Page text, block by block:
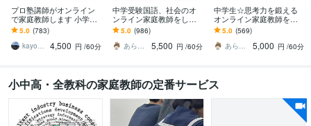
プロ塾講師がオンライン
で家庭教師します 小学生
／中学生／高校生対象の
授業をします
5.0 (783)
kayo_chan
4,500 円 /60分
中学受験国語、社会のオ
ンライン家庭教師をしま
す 歴19年のプロ講師で
す！根っこの力を鍛えて
実力アップへ！
5.0 (986)
あらむ＠スケジュール欄をご確認ください
5,500 円 /60分
中学生☆思考力を鍛える
オンライン家庭教師をし
ます 国数英社対応！歴19
年のプロ講師が根っこか
ら力を伸ばします！
5.0 (569)
あらむ＠スケジュール欄をご確認ください
5,000 円 /60分
小中高・全教科の家庭教師の定番サービス